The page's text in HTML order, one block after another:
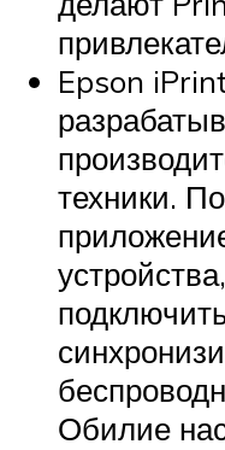
Epson
техники.
Обилие